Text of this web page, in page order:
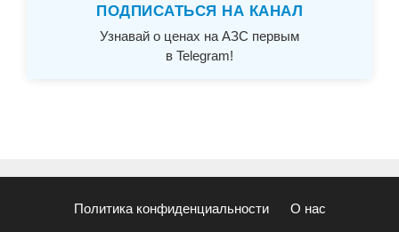
ПОДПИСАТЬСЯ НА КАНАЛ
Узнавай о ценах на АЗС первым
в Telegram!
Политика конфиденциальности О нас